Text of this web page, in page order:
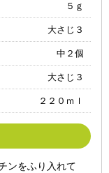
５ｇ
大さじ３
中２個
大さじ３
２２０ｍｌ
ンをふり入れて